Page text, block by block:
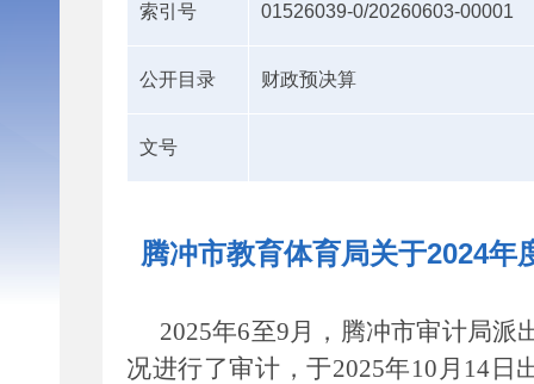
索引号 01526039-0/20260603-00001
公开目录 财政预决算
文号
腾冲市教育体育局关于2024
2025年6至9月，腾冲市审计局派
况进行了审计，于2025年10月14